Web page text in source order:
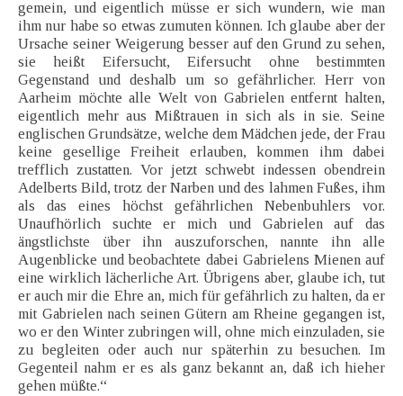
gemein, und eigentlich müsse er sich wundern, wie man
ihm nur habe so etwas zumuten können. Ich glaube aber der
Ursache seiner Weigerung besser auf den Grund zu sehen,
sie heißt Eifersucht, Eifersucht ohne bestimmten
Gegenstand und deshalb um so gefährlicher. Herr von
Aarheim möchte alle Welt von Gabrielen entfernt halten,
eigentlich mehr aus Mißtrauen in sich als in sie. Seine
englischen Grundsätze, welche dem Mädchen jede, der Frau
keine gesellige Freiheit erlauben, kommen ihm dabei
trefflich zustatten. Vor jetzt schwebt indessen obendrein
Adelberts Bild, trotz der Narben und des lahmen Fußes, ihm
als das eines höchst gefährlichen Nebenbuhlers vor.
Unaufhörlich suchte er mich und Gabrielen auf das
ängstlichste über ihn auszuforschen, nannte ihn alle
Augenblicke und beobachtete dabei Gabrielens Mienen auf
eine wirklich lächerliche Art. Übrigens aber, glaube ich, tut
er auch mir die Ehre an, mich für gefährlich zu halten, da er
mit Gabrielen nach seinen Gütern am Rheine gegangen ist,
wo er den Winter zubringen will, ohne mich einzuladen, sie
zu begleiten oder auch nur späterhin zu besuchen. Im
Gegenteil nahm er es als ganz bekannt an, daß ich hieher
gehen müßte.“